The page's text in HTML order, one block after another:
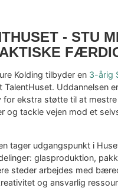
- STU
Kolding tilbyder en3-årig
TalentHuset. Uddannelsen
for ekstra støtte til at
og tackle vejen mod et
tager udgangspunkt i
glasproduktion,
steder arbejdes med
og ansvarlig